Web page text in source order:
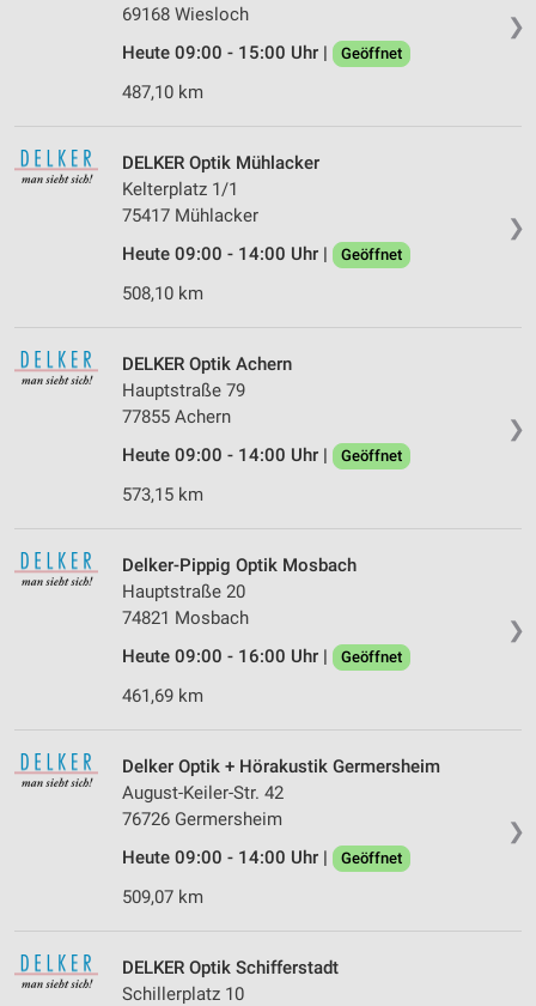
❯
69168 Wiesloch
Heute 09:00 - 15:00 Uhr |
Geöffnet
487,10 km
❯
DELKER Optik Mühlacker
Kelterplatz 1/1
75417 Mühlacker
Heute 09:00 - 14:00 Uhr |
Geöffnet
508,10 km
❯
DELKER Optik Achern
Hauptstraße 79
77855 Achern
Heute 09:00 - 14:00 Uhr |
Geöffnet
573,15 km
❯
Delker-Pippig Optik Mosbach
Hauptstraße 20
74821 Mosbach
Heute 09:00 - 16:00 Uhr |
Geöffnet
461,69 km
❯
Delker Optik + Hörakustik Germersheim
August-Keiler-Str. 42
76726 Germersheim
Heute 09:00 - 14:00 Uhr |
Geöffnet
509,07 km
DELKER Optik Schifferstadt
Schillerplatz 10